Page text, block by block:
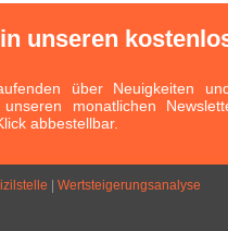
unseren
über Neuigkeiten
monatlichen
abbestellbar.
Wertsteigerungsanalyse